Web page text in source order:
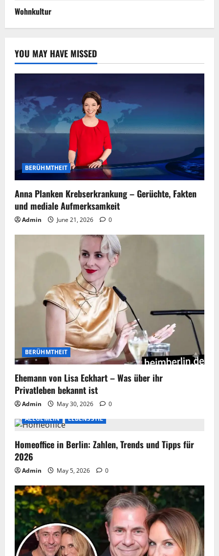
Wohnkultur
YOU MAY HAVE MISSED
BERÜHMTHEIT
Anna Planken Krebserkrankung – Gerüchte, Fakten
und mediale Aufmerksamkeit
Admin June 21, 2026 0
BERÜHMTHEIT
Ehemann von Lisa Eckhart – Was über ihr
Privatleben bekannt ist
Admin May 30, 2026
0
ALLGEMEIN
LEBENSSTIL
Homeoffice in Berlin: Zahlen, Trends und Tipps für
2026
Admin May 5, 2026 0